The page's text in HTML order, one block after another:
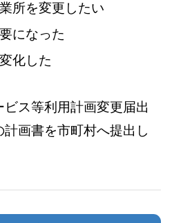
所を変更したい
になった
化した
ス等利用計画変更届出
画書を市町村へ提出し